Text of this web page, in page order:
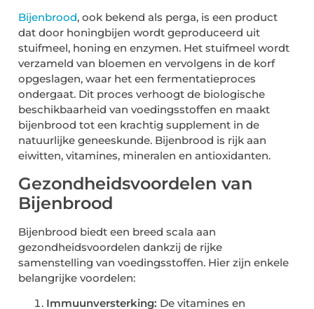
Bijenbrood, ook bekend als perga, is een product
dat door honingbijen wordt geproduceerd uit
stuifmeel, honing en enzymen. Het stuifmeel wordt
verzameld van bloemen en vervolgens in de korf
opgeslagen, waar het een fermentatieproces
ondergaat. Dit proces verhoogt de biologische
beschikbaarheid van voedingsstoffen en maakt
bijenbrood tot een krachtig supplement in de
natuurlijke geneeskunde. Bijenbrood is rijk aan
eiwitten, vitamines, mineralen en antioxidanten.
Gezondheidsvoordelen van
Bijenbrood
Bijenbrood biedt een breed scala aan
gezondheidsvoordelen dankzij de rijke
samenstelling van voedingsstoffen. Hier zijn enkele
belangrijke voordelen:
Immuunversterking: De vitamines en